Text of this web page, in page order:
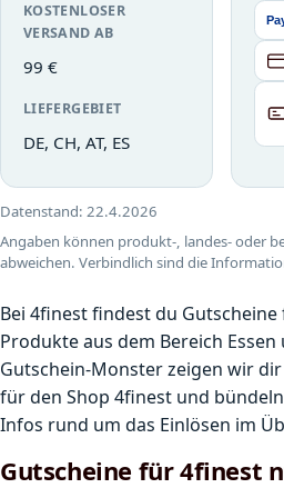
KOSTENLOSER
VERSAND AB
99 €
LIEFERGEBIET
DE, CH, AT, ES
Datenstand: 22.4.2026
Angaben können produkt-, landes- oder
abweichen. Verbindlich sind die
Bei 4finest findest du
Produkte aus dem Bereich
Gutschein-Monster zeigen wir dir
für den Shop 4finest und
Infos rund um das Einlösen im
Gutscheine für 4finest